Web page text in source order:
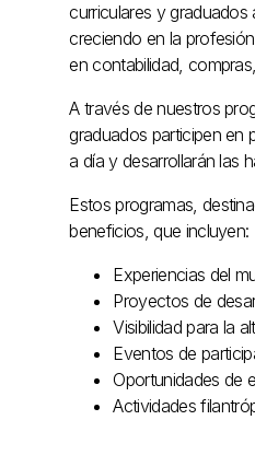
curriculares y
creciendo en la
en contabilidad,
A través de nuestros
graduados participen en
a día y desarrollarán las
Estos programas,
beneficios, que incluyen:
Experiencias del
Proyectos de
Visibilidad para la
Eventos de
Oportunidades de
Actividades